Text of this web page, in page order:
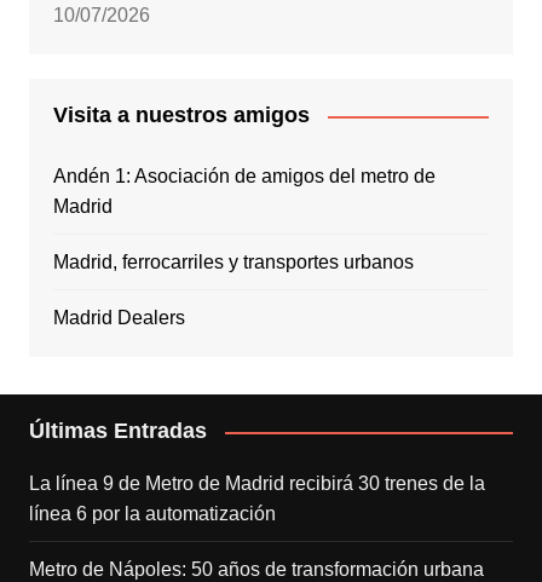
10/07/2026
Visita a nuestros amigos
Andén 1: Asociación de amigos del metro de
Madrid
Madrid, ferrocarriles y transportes urbanos
Madrid Dealers
Últimas Entradas
La línea 9 de Metro de Madrid recibirá 30 trenes de la
línea 6 por la automatización
Metro de Nápoles: 50 años de transformación urbana